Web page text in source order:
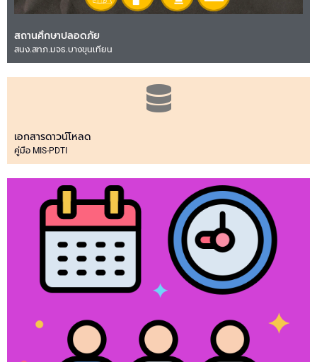
สถานศึกษาปลอดภัย
สนง.สทภ.มจธ.บางขุนเทียน
เอกสารดาวน์โหลด
คู่มือ MIS-PDTI